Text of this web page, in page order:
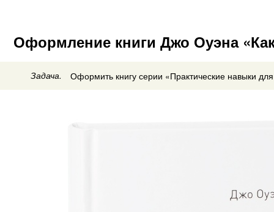
Оформление книги Джо Оуэна
Задача. Оформить книгу серии «Практические навыки